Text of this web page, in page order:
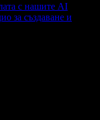
с нашите AI
за създаване и